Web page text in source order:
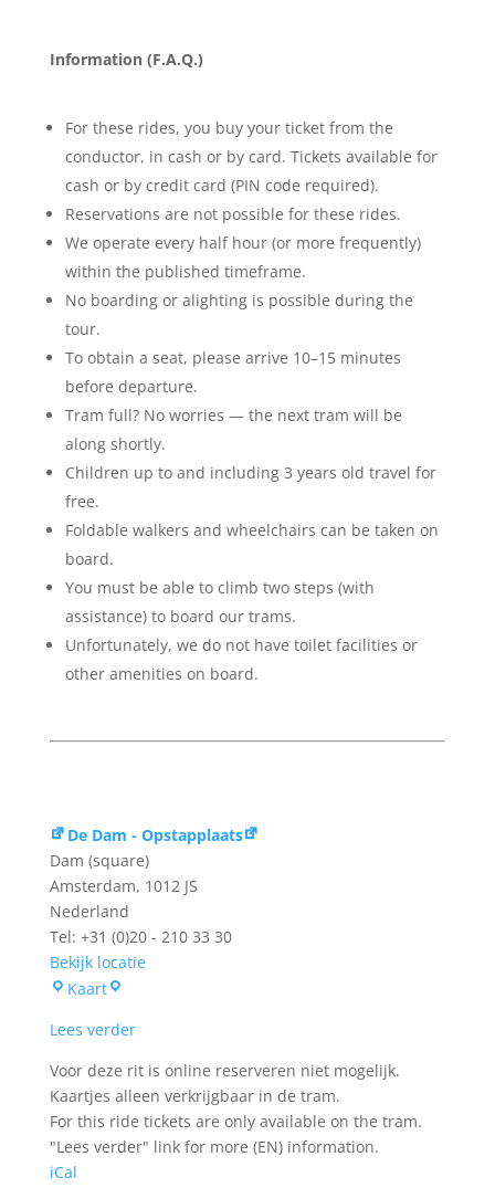
Information (F.A.Q.)
For these rides, you buy your ticket from the
conductor, in cash or by card. Tickets available for
cash or by credit card (PIN code required).
Reservations are not possible for these rides.
We operate every half hour (or more frequently)
within the published timeframe.
No boarding or alighting is possible during the
tour.
To obtain a seat, please arrive 10–15 minutes
before departure.
Tram full? No worries — the next tram will be
along shortly.
Children up to and including 3 years old travel for
free.
Foldable walkers and wheelchairs can be taken on
board.
You must be able to climb two steps (with
assistance) to board our trams.
Unfortunately, we do not have toilet facilities or
other amenities on board.
De Dam - Opstapplaats
Dam (square)
Amsterdam, 1012 JS
Nederland
Tel: +31 (0)20 - 210 33 30
Bekijk locatie
KaartDe
-
Opstapplaats
Lees verder
Voor deze rit is online reserveren niet mogelijk.
Kaartjes alleen verkrijgbaar in de tram.
For this ride tickets are only available on the tram.
"Lees verder" link for more (EN) information.
iCal